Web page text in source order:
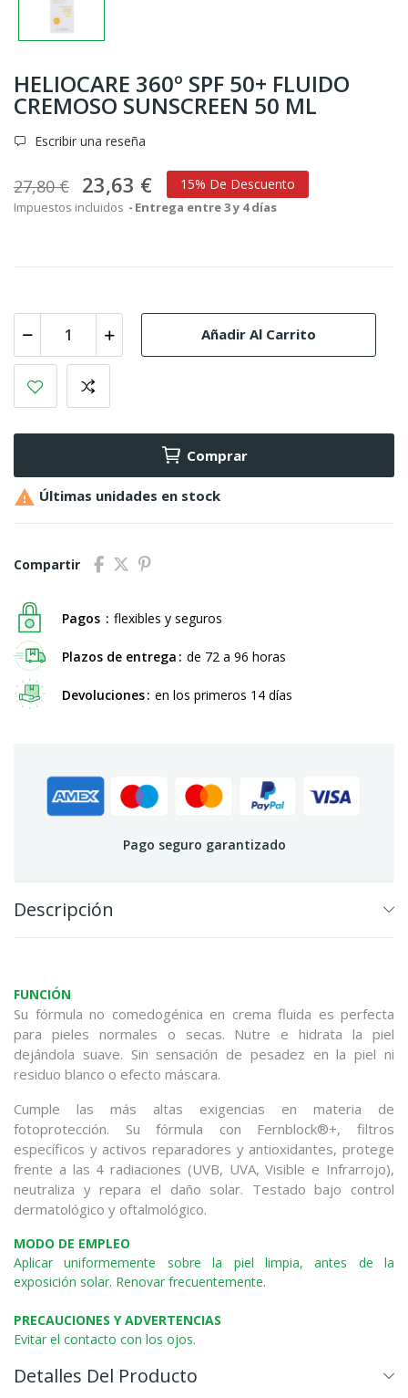
HELIOCARE 360º SPF 50+ FLUIDO
CREMOSO SUNSCREEN 50 ML
Escribir una reseña
27,80 € 23,63 € 15% De Descuento
Impuestos incluidos Entrega entre 3 y 4 días
Añadir Al Carrito
Comprar
 Últimas unidades en stock
Compartir
Pagos flexibles y seguros
Plazos de entrega de 72 a 96 horas
Devoluciones en los primeros 14 días
Pago seguro garantizado
Descripción
FUNCIÓN
Su fórmula no comedogénica en crema fluida es perfecta
para pieles normales o secas. Nutre e hidrata la piel
dejándola suave. Sin sensación de pesadez en la piel ni
residuo blanco o efecto máscara.
Cumple las más altas exigencias en materia de
fotoprotección. Su fórmula con Fernblock®+, filtros
específicos y activos reparadores y antioxidantes, protege
frente a las 4 radiaciones (UVB, UVA, Visible e Infrarrojo),
neutraliza y repara el daño solar. Testado bajo control
dermatológico y oftalmológico.
MODO DE EMPLEO
Aplicar uniformemente sobre la piel limpia, antes de la
exposición solar. Renovar frecuentemente.
PRECAUCIONES Y ADVERTENCIAS
Evitar el contacto con los ojos.
Detalles Del Producto